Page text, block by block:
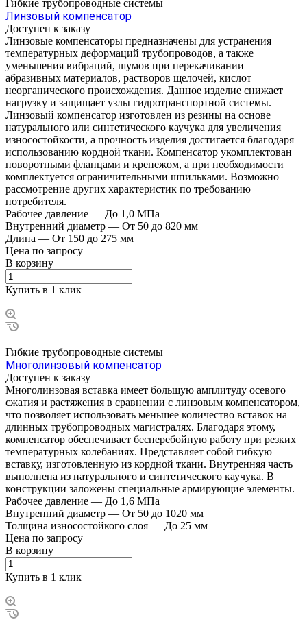
Гибкие трубопроводные системы
Линзовый компенсатор
Доступен к заказу
Линзовые компенсаторы предназначены для устранения
температурных деформаций трубопроводов, а также
уменьшения вибраций, шумов при перекачивании
абразивных материалов, растворов щелочей, кислот
неорганического происхождения. Данное изделие снижает
нагрузку и защищает узлы гидротранспортной системы.
Линзовый компенсатор изготовлен из резины на основе
натурального или синтетического каучука для увеличения
износостойкости, а прочность изделия достигается благодаря
использованию кордной ткани. Компенсатор укомплектован
поворотными фланцами и крепежом, а при необходимости
комплектуется ограничительными шпильками. Возможно
рассмотрение других характеристик по требованию
потребителя.
Рабочее давление — До 1,0 МПа
Внутренний диаметр — От 50 до 820 мм
Длина — От 150 до 275 мм
Цена по запросу
В корзину
Купить в 1 клик
Гибкие трубопроводные системы
Многолинзовый компенсатор
Доступен к заказу
Многолинзовая вставка имеет большую амплитуду осевого
сжатия и растяжения в сравнении с линзовым компенсатором,
что позволяет использовать меньшее количество вставок на
длинных трубопроводных магистралях. Благодаря этому,
компенсатор обеспечивает бесперебойную работу при резких
температурных колебаниях. Представляет собой гибкую
вставку, изготовленную из кордной ткани. Внутренняя часть
выполнена из натурального и синтетического каучука. В
конструкции заложены специальные армирующие элементы.
Рабочее давление — До 1,6 МПа
Внутренний диаметр — От 50 до 1020 мм
Толщина износостойкого слоя — До 25 мм
Цена по запросу
В корзину
Купить в 1 клик